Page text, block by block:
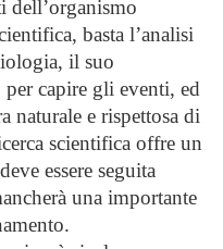
dell’organismo
basta l’analisi
il suo
capire gli eventi, ed
naturale e rispettosa di
scientifica offre un
essere seguita
una importante